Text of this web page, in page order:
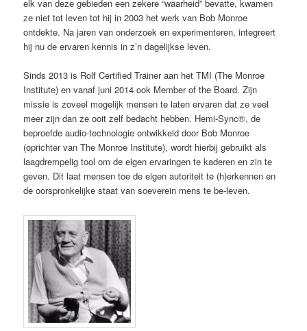
elk van deze gebieden een zekere “waarheid” bevatte, kwamen
ze niet tot leven tot hij in 2003 het werk van Bob Monroe
ontdekte. Na jaren van onderzoek en experimenteren, integreert
hij nu de ervaren kennis in z’n dagelijkse leven.
Sinds 2013 is Rolf Certified Trainer aan het TMI (The Monroe
Institute) en vanaf juni 2014 ook Member of the Board. Zijn
missie is zoveel mogelijk mensen te laten ervaren dat ze veel
meer zijn dan ze ooit zelf bedacht hebben. Hemi-Sync®, de
beproefde audio-technologie ontwikkeld door Bob Monroe
(oprichter van The Monroe Institute), wordt hierbij gebruikt als
laagdrempelig tool om de eigen ervaringen te kaderen en zin te
geven. Dit laat mensen toe de eigen autoriteit te (h)erkennen en
de oorspronkelijke staat van soeverein mens te be-leven.